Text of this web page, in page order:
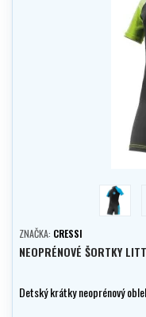
modrá
ZNAČKA: CRESSI
NEOPRÉNOVÉ ŠORTKY
Detský krátky neoprénový